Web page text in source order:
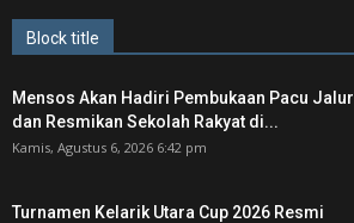
Block title
Mensos Akan Hadiri Pembukaan Pacu Jalur
dan Resmikan Sekolah Rakyat di...
Kamis, Agustus 6, 2026 6:42 pm
Turnamen Kelarik Utara Cup 2026 Resmi